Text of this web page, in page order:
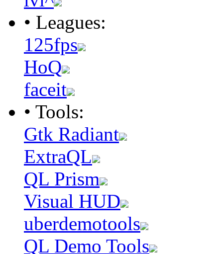
• Leagues:
125fps
HoQ
faceit
• Tools:
Gtk Radiant
ExtraQL
QL Prism
Visual HUD
uberdemotools
QL Demo Tools